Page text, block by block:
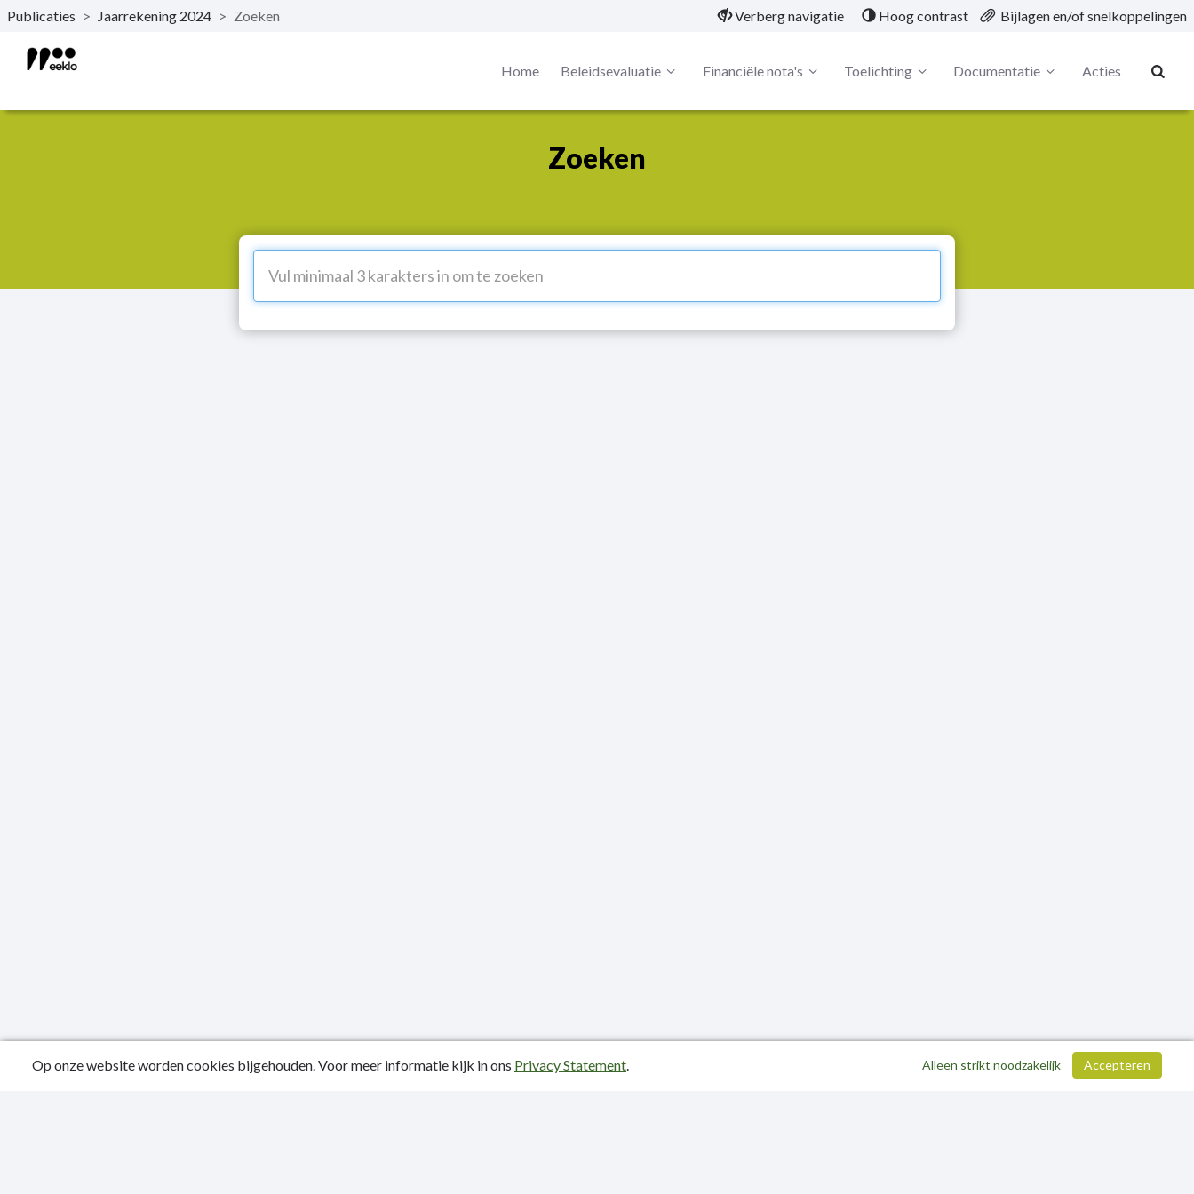
Naar hoofdinhoud
Publicaties > Jaarrekening 2024 > Zoeken Verberg navigatie Hoog contrast Bijlagen en/of snelkoppelingen
Home Beleidsevaluatie Financiële nota's Toelichting Documentatie Acties
Zoeken
Publicatiedatum: 26-06-2025
Op onze website worden cookies bijgehouden. Voor meer informatie kijk in ons Privacy Statement. Accepteren
Alleen strikt noodzakelijk